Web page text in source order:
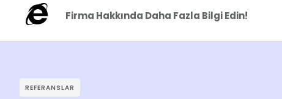
Firma Hakkında Daha Fazla Bilgi Edin!
REFERANSLAR